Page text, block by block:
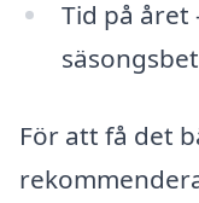
Tid på året
För att få det